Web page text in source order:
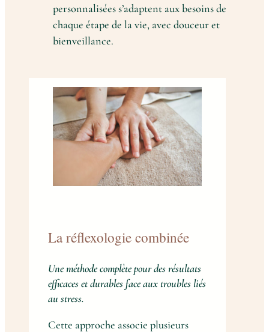
personnalisées s’adaptent aux besoins de
chaque étape de la vie, avec douceur et
bienveillance.
La réflexologie combinée
Une méthode complète pour des résultats
efficaces et durables face aux troubles liés
au stress.
Cette approche associe plusieurs